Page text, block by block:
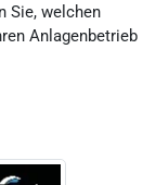
Sie, welchen
Anlagenbetrieb